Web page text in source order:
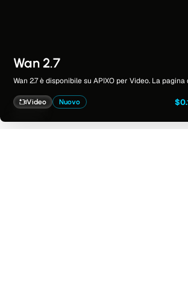
Wan 2.7
Wan 2.7 è disponibile su APIXO per Video. La pagina
risultati in un unico spazio di lavoro dedicato.
Video Nuovo